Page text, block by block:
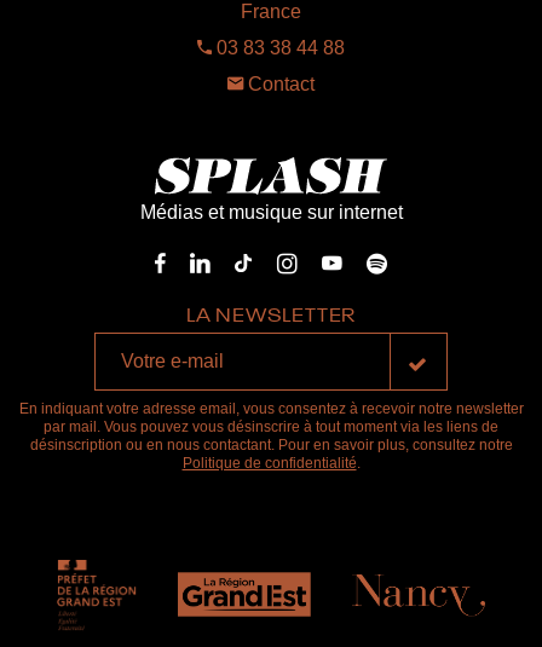
France
03 83 38 44 88
Contact
Médias et musique sur internet
LA NEWSLETTER
En indiquant votre adresse email, vous consentez à recevoir notre newsletter
par mail. Vous pouvez vous désinscrire à tout moment via les liens de
désinscription ou en nous contactant. Pour en savoir plus, consultez notre
Politique de confidentialité